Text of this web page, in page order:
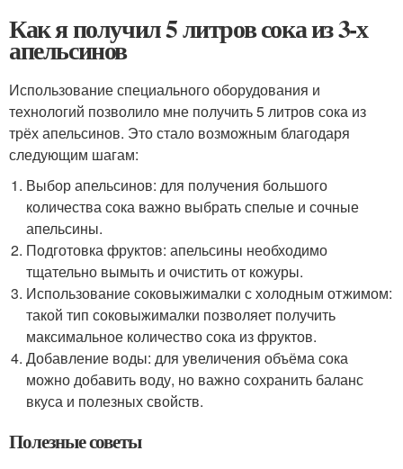
Как я получил 5 литров сока из 3-х
апельсинов
Использование специального оборудования и
технологий позволило мне получить 5 литров сока из
трёх апельсинов. Это стало возможным благодаря
следующим шагам:
Выбор апельсинов: для получения большого
количества сока важно выбрать спелые и сочные
апельсины.
Подготовка фруктов: апельсины необходимо
тщательно вымыть и очистить от кожуры.
Использование соковыжималки с холодным отжимом:
такой тип соковыжималки позволяет получить
максимальное количество сока из фруктов.
Добавление воды: для увеличения объёма сока
можно добавить воду, но важно сохранить баланс
вкуса и полезных свойств.
Полезные советы